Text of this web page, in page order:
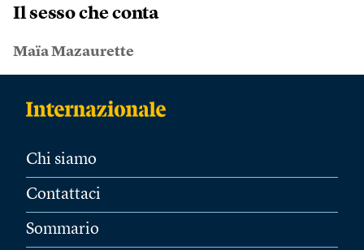
Il sesso che conta
Maïa Mazaurette
Chi siamo
Contattaci
Sommario